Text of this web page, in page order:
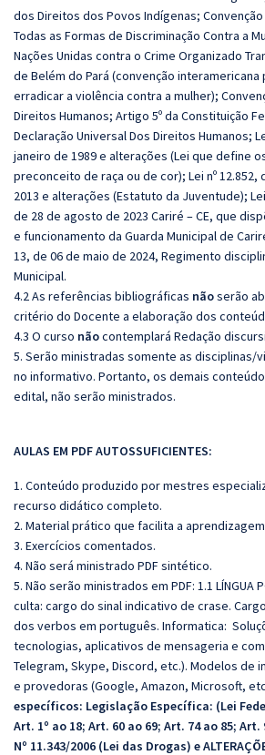
dos Direitos dos Povos Indígenas;
Todas as Formas de Discriminação Contra a
Nações Unidas contra o Crime Organizado
de Belém do Pará (convenção interamericana
erradicar a violência contra a mulher);
Direitos Humanos; Artigo 5º da Constituição
Declaração Universal Dos Direitos Humanos;
janeiro de 1989 e alterações (Lei que define
preconceito de raça ou de cor); Lei nº 12.852,
2013 e alterações (Estatuto da Juventude);
de 28 de agosto de 2023 Cariré – CE, que
e funcionamento da Guarda Municipal de
13, de 06 de maio de 2024, Regimento
Municipal.
4.2 As referências bibliográficas nãoserão
critério do Docente a elaboração dos
4.3 O curso nãocontemplará Redação
5. Serão ministradas somente as disciplinas/
no informativo. Portanto, os demais
edital, não serão ministrados.
AULAS EM PDF AUTOSSUFICIENTES:
1. Conteúdo produzido por mestres
recurso didático completo.
2. Material prático que facilita a
3. Exercícios comentados.
4. Não será ministrado PDF sintético.
5. Não serão ministrados em PDF: 1.1 LÍNGUA
culta: cargo do sinal indicativo de crase.
dos verbos em português. Informatica:
tecnologias, aplicativos de mensageria e
Telegram, Skype, Discord, etc.). Modelos de
e provedoras (Google, Amazon, Microsoft,
específicos: Legislação Específica: (Lei
Art. 1º ao 18; Art. 60 ao 69; Art. 74 ao 85; Art.
Nº 11.343/2006 (Lei das Drogas) e